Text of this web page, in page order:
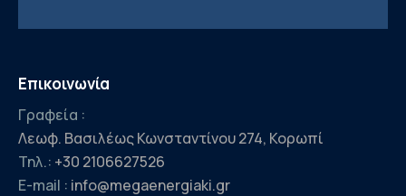
Επικοινωνία
Γραφεία :
Λεωφ. Βασιλέως Κωνσταντίνου 274, Κορωπί
Τηλ.: +30 2106627526
E-mail : info@megaenergiaki.gr